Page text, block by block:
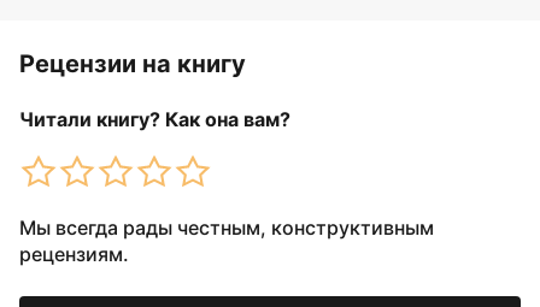
Рецензии на книгу
Читали книгу? Как она вам?
Мы всегда рады честным, конструктивным
рецензиям.